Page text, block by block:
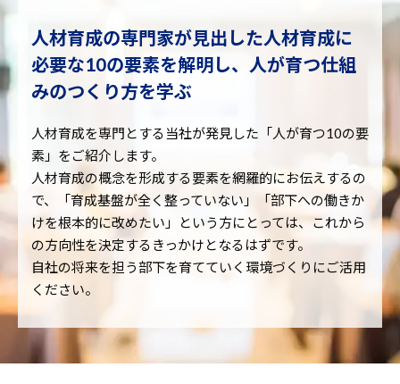
人材育成の専門家が見出した人材育成に
必要な10の要素を解明し、人が育つ仕組
みのつくり方を学ぶ
人材育成を専門とする当社が発見した「人が育つ10の要
素」をご紹介します。
人材育成の概念を形成する要素を網羅的にお伝えするの
で、「育成基盤が全く整っていない」「部下への働きか
けを根本的に改めたい」という方にとっては、これから
の方向性を決定するきっかけとなるはずです。
自社の将来を担う部下を育てていく環境づくりにご活用
ください。